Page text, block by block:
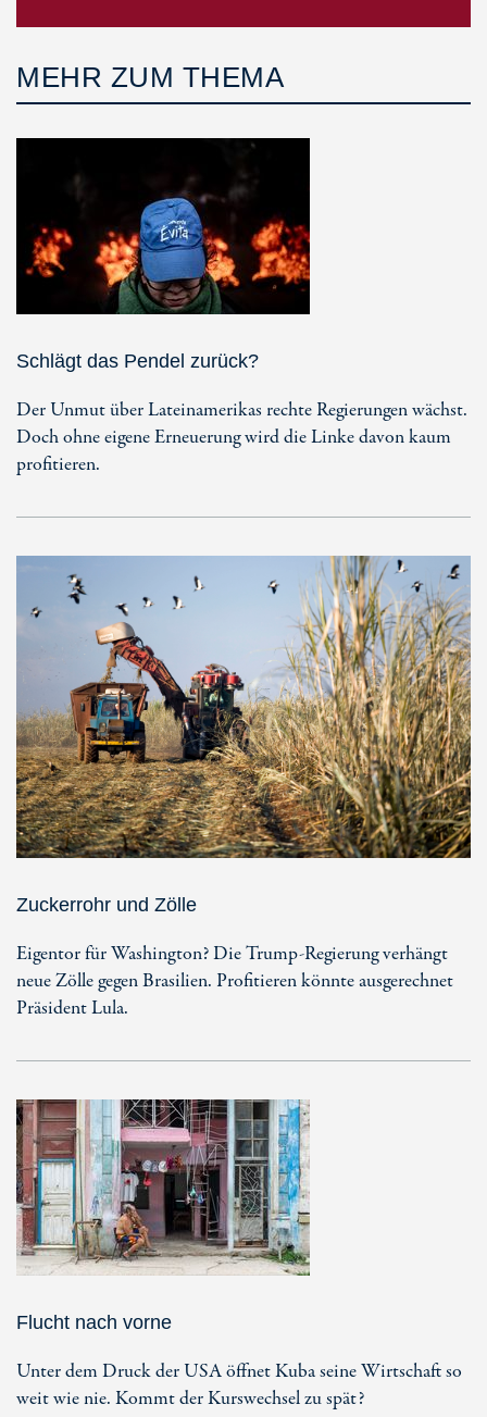
MEHR ZUM THEMA
Schlägt das Pendel zurück?
Der Unmut über Lateinamerikas rechte Regierungen wächst.
Doch ohne eigene Erneuerung wird die Linke davon kaum
profitieren.
Zuckerrohr und Zölle
Eigentor für Washington? Die Trump-Regierung verhängt
neue Zölle gegen Brasilien. Profitieren könnte ausgerechnet
Präsident Lula.
Flucht nach vorne
Unter dem Druck der USA öffnet Kuba seine Wirtschaft so
weit wie nie. Kommt der Kurswechsel zu spät?